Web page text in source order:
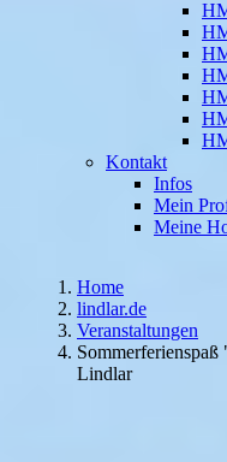
Kontakt
Infos
Mein
Meine
Home
lindlar.de
Veranstaltungen
Lindlar